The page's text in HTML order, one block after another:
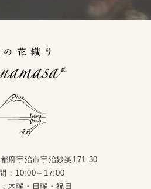
府宇治市宇治妙楽171-30
：10:00～17:00
木曜・日曜・祝日